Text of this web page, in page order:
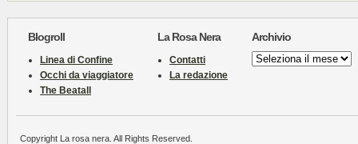
Blogroll
Linea di Confine
Occhi da viaggiatore
The Beatall
La Rosa Nera
Contatti
La redazione
Archivio
Archivio
Copyright La rosa nera. All Rights Reserved.